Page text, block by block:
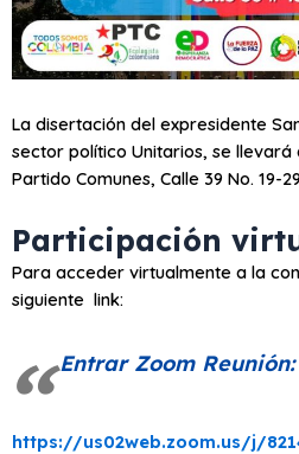
La disertación del expresidente
sector político Unitarios, se
Partido Comunes, Calle 39 No. 19-
Participación
Para acceder virtualmente a la
siguiente link:
Entrar Zoom Reunión:
https://us02web.zoom.us/j/